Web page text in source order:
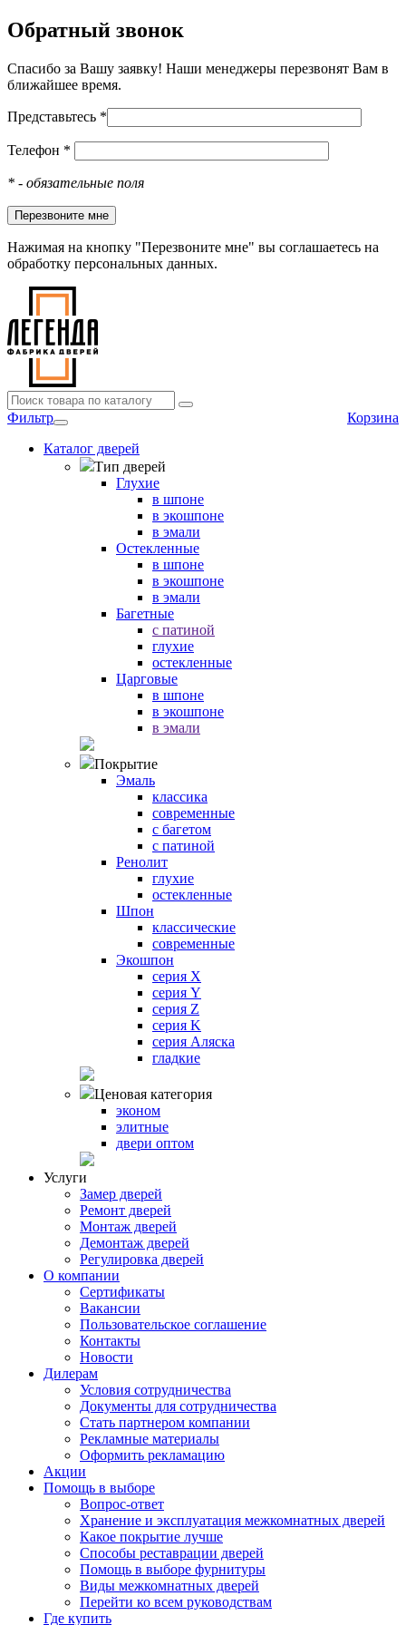
Обратный звонок
Спасибо за Вашу заявку! Наши менеджеры перезвонят Вам в
ближайшее время.
Представьтесь *
Телефон *
* - обязательные поля
Нажимая на кнопку "Перезвоните мне" вы соглашаетесь на
обработку персональных данных.
Фильтр
Корзина
Каталог дверей
Тип дверей
Глухие
в шпоне
в экошпоне
в эмали
Остекленные
в шпоне
в экошпоне
в эмали
Багетные
с патиной
глухие
остекленные
Царговые
в шпоне
в экошпоне
в эмали
Покрытие
Эмаль
классика
современные
с багетом
с патиной
Ренолит
глухие
остекленные
Шпон
классические
современные
Экошпон
серия X
серия Y
серия Z
серия K
серия Аляска
гладкие
Ценовая категория
эконом
элитные
двери оптом
Услуги
Замер дверей
Ремонт дверей
Монтаж дверей
Демонтаж дверей
Регулировка дверей
О компании
Сертификаты
Вакансии
Пользовательское соглашение
Контакты
Новости
Дилерам
Условия сотрудничества
Документы для сотрудничества
Стать партнером компании
Рекламные материалы
Оформить рекламацию
Акции
Помощь в выборе
Вопрос-ответ
Хранение и эксплуатация межкомнатных дверей
Какое покрытие лучше
Способы реставрации дверей
Помощь в выборе фурнитуры
Виды межкомнатных дверей
Перейти ко всем руководствам
Где купить